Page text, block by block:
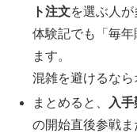
ト注文を選ぶ人が
体験記でも「毎
ます。
混雑を避けるなら
まとめると、
入
の開始直後参戦ま